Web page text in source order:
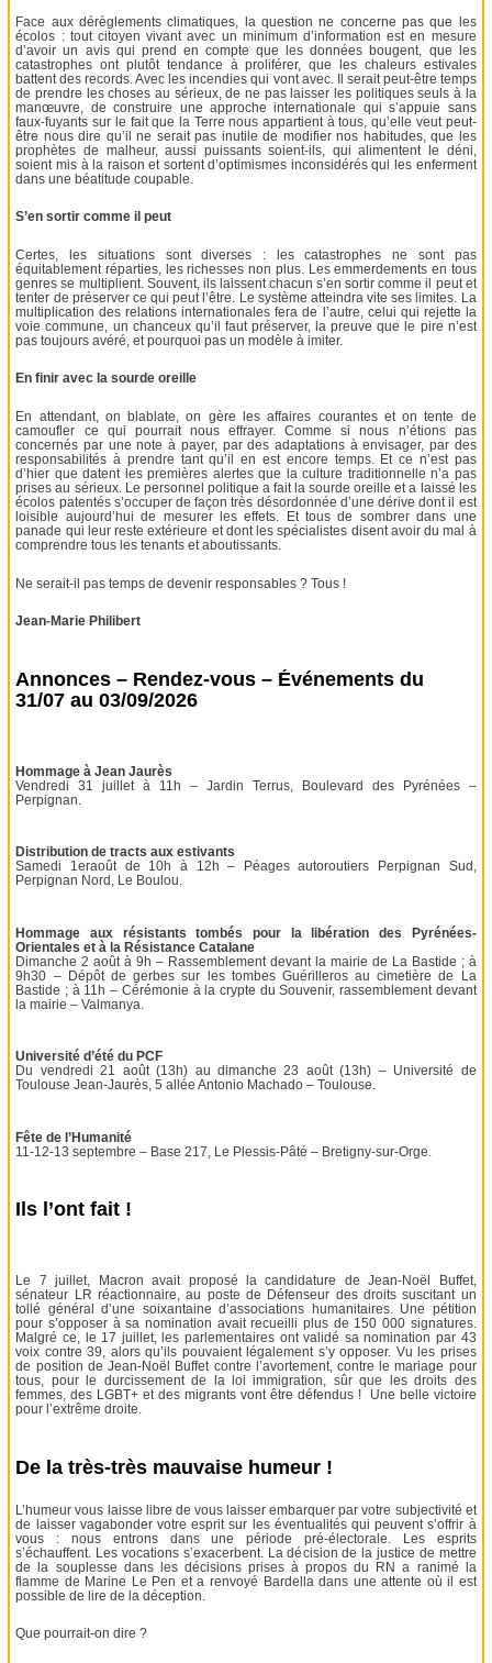
Face aux dérèglements climatiques, la question ne concerne pas que les
écolos : tout citoyen vivant avec un minimum d’information est en mesure
d’avoir un avis qui prend en compte que les données bougent, que les
catastrophes ont plutôt tendance à proliférer, que les chaleurs estivales
battent des records. Avec les incendies qui vont avec. Il serait peut-être temps
de prendre les choses au sérieux, de ne pas laisser les politiques seuls à la
manœuvre, de construire une approche internationale qui s’appuie sans
faux-fuyants sur le fait que la Terre nous appartient à tous, qu’elle veut peut-
être nous dire qu’il ne serait pas inutile de modifier nos habitudes, que les
prophètes de malheur, aussi puissants soient-ils, qui alimentent le déni,
soient mis à la raison et sortent d’optimismes inconsidérés qui les enferment
dans une béatitude coupable.
S’en sortir comme il peut
Certes, les situations sont diverses : les catastrophes ne sont pas
équitablement réparties, les richesses non plus. Les emmerdements en tous
genres se multiplient. Souvent, ils laissent chacun s’en sortir comme il peut et
tenter de préserver ce qui peut l’être. Le système atteindra vite ses limites. La
multiplication des relations internationales fera de l’autre, celui qui rejette la
voie commune, un chanceux qu’il faut préserver, la preuve que le pire n’est
pas toujours avéré, et pourquoi pas un modèle à imiter.
En finir avec la sourde oreille
En attendant, on blablate, on gère les affaires courantes et on tente de
camoufler ce qui pourrait nous effrayer. Comme si nous n’étions pas
concernés par une note à payer, par des adaptations à envisager, par des
responsabilités à prendre tant qu’il en est encore temps. Et ce n’est pas
d’hier que datent les premières alertes que la culture traditionnelle n’a pas
prises au sérieux. Le personnel politique a fait la sourde oreille et a laissé les
écolos patentés s’occuper de façon très désordonnée d’une dérive dont il est
loisible aujourd’hui de mesurer les effets. Et tous de sombrer dans une
panade qui leur reste extérieure et dont les spécialistes disent avoir du mal à
comprendre tous les tenants et aboutissants.
Ne serait-il pas temps de devenir responsables ? Tous !
Jean-Marie Philibert
Annonces – Rendez-vous – Événements du
31/07 au 03/09/2026
Hommage à Jean Jaurès
Vendredi 31 juillet à 11h – Jardin Terrus, Boulevard des Pyrénées –
Perpignan.
Distribution de tracts aux estivants
Samedi 1eraoût de 10h à 12h – Péages autoroutiers Perpignan Sud,
Perpignan Nord, Le Boulou.
Hommage aux résistants tombés pour la libération des Pyrénées-
Orientales et à la Résistance Catalane
Dimanche 2 août à 9h – Rassemblement devant la mairie de La Bastide ; à
9h30 – Dépôt de gerbes sur les tombes Guérilleros au cimetière de La
Bastide ; à 11h – Cérémonie à la crypte du Souvenir, rassemblement devant
la mairie – Valmanya.
Université d’été du PCF
Du vendredi 21 août (13h) au dimanche 23 août (13h) – Université de
Toulouse Jean-Jaurès, 5 allée Antonio Machado – Toulouse.
Fête de l’Humanité
11-12-13 septembre – Base 217, Le Plessis-Pâté – Bretigny-sur-Orge.
Ils l’ont fait !
Le 7 juillet, Macron avait proposé la candidature de Jean-Noël Buffet,
sénateur LR réactionnaire, au poste de Défenseur des droits suscitant un
tollé général d’une soixantaine d’associations humanitaires. Une pétition
pour s’opposer à sa nomination avait recueilli plus de 150 000 signatures.
Malgré ce, le 17 juillet, les parlementaires ont validé sa nomination par 43
voix contre 39, alors qu’ils pouvaient légalement s’y opposer. Vu les prises
de position de Jean-Noël Buffet contre l’avortement, contre le mariage pour
tous, pour le durcissement de la loi immigration, sûr que les droits des
femmes, des LGBT+ et des migrants vont être défendus ! Une belle victoire
pour l’extrême droite.
De la très-très mauvaise humeur !
L’humeur vous laisse libre de vous laisser embarquer par votre subjectivité et
de laisser vagabonder votre esprit sur les éventualités qui peuvent s’offrir à
vous : nous entrons dans une période pré-électorale. Les esprits
s’échauffent. Les vocations s’exacerbent. La décision de la justice de mettre
de la souplesse dans les décisions prises à propos du RN a ranimé la
flamme de Marine Le Pen et a renvoyé Bardella dans une attente où il est
possible de lire de la déception.
Que pourrait-on dire ?